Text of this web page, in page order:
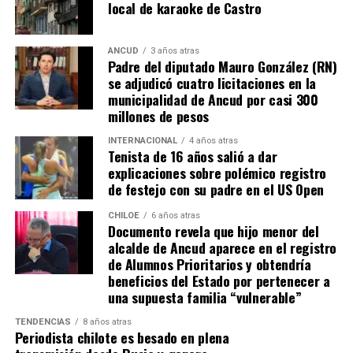
que, a diferencia del conocido dicho, en este caso, todos
los caminos conducen a… La Moneda y, mientras se
espera ese gesto por parte de la madre del pequeño
Tomás, los pasos siguen quemando los pies de Fernando
en pos de que cada kilómetro recorrido, signifique más
que una llegada a Santiago, un arribo a la cura de su hijo
Actualmente, Gómez se encuentra en Santiago
realizando trámites y participando como invitada en
distintos medios de comunicación. Aunque aún no tiene
una fecha exacta para su viaje a Estados Unidos, donde
se administra el medicamento, indicó que esperan
realizarlo «a mediados de junio».
Cabe destacar que, pese a que se logró reunir el dinero y,
por ende, la meta se cumplió, continúan circulando por
redes sociales, eventos a beneficios de Tomás Ross.
local de karaoke de Castro
ANCUD 3 años atras
Padre del diputado Mauro González (RN)
se adjudicó cuatro licitaciones en la
municipalidad de Ancud por casi 300
millones de pesos
INTERNACIONAL 4 años atras
Tenista de 16 años salió a dar
explicaciones sobre polémico registro
de festejo con su padre en el US Open
CHILOE 6 años atras
Documento revela que hijo menor del
alcalde de Ancud aparece en el registro
de Alumnos Prioritarios y obtendría
beneficios del Estado por pertenecer a
una supuesta familia “vulnerable”
TENDENCIAS 8 años atras
Periodista chilote es besado en plena